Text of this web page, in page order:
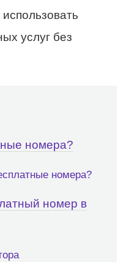
услуг без
номера?
номера?
номер в